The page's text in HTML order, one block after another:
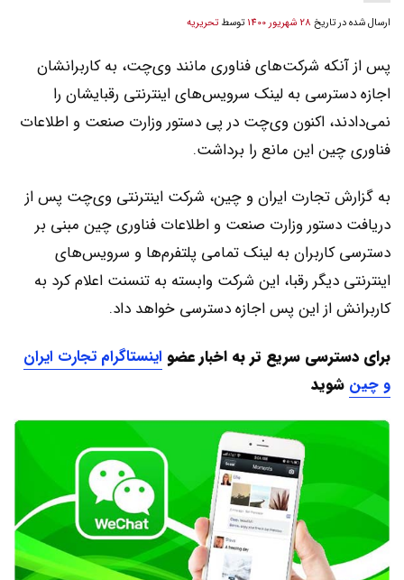
ارسال شده در تاریخ 28 شهریور 1400 توسطتحریریه
پس از آنکه شرکت‌های فناوری مانند وی‌چت، به کاربرانشان
اجازه دسترسي به لینک‌ سرویس‌های اینترنتی رقبایشان را
نمی‌دادند، اکنون وی‌چت در پی دستور وزارت صنعت و اطلاعات
فناوری چین این مانع را برداشت.
به گزارش تجارت ایران و چین، شرکت اینترنتی وی‌چت پس از
دریافت دستور وزارت صنعت و اطلاعات فناوری چین مبنی بر
دسترسی کاربران به لینک‌ تمامی پلتفرم‌ها و سرویس‌های
اینترنتی دیگر رقبا، این شرکت وابسته به تنسنت اعلام کرد به
کاربرانش از این پس اجازه دسترسی خواهد داد.
برای دسترسی سریع تر به اخبار عضو اینستاگرام تجارت ایران
و چین شوید